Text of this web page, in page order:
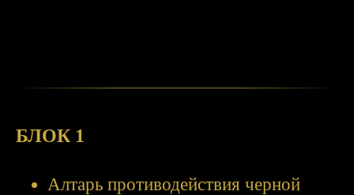
БЛОК 1
Алтарь противодействия черной